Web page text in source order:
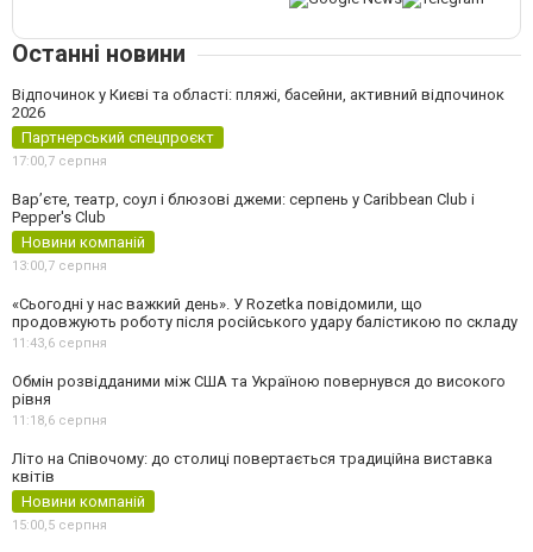
Останні новини
Відпочинок у Києві та області: пляжі, басейни, активний відпочинок
2026
Партнерський спецпроєкт
17:00, 7 серпня
Вар’єте, театр, соул і блюзові джеми: серпень у Caribbean Club і
Pepper's Club
Новини компаній
13:00, 7 серпня
«Сьогодні у нас важкий день». У Rozetka повідомили, що
продовжують роботу після російського удару балістикою по складу
11:43, 6 серпня
Обмін розвідданими між США та Україною повернувся до високого
рівня
11:18, 6 серпня
Літо на Співочому: до столиці повертається традиційна виставка
квітів
Новини компаній
15:00, 5 серпня